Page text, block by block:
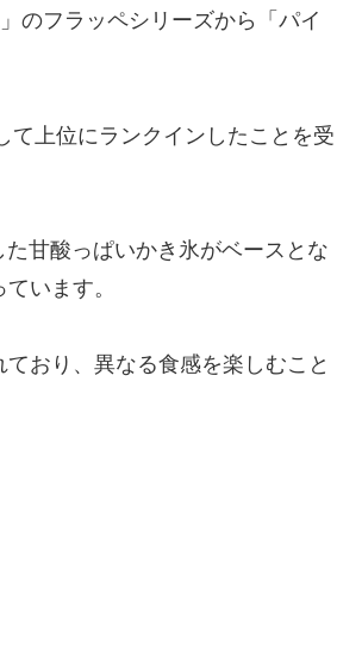
のフラッペシリーズから「パイ
て上位にランクインしたことを受
甘酸っぱいかき氷がベースとな
います。
おり、異なる食感を楽しむこと